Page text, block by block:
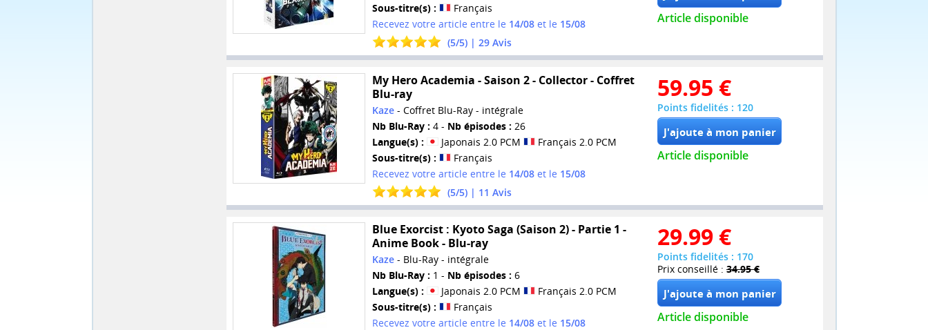
Sous-titre(s) :
Français
Recevez votre article entre le 14/08et le 15/08
(5/5) | 29Avis
Article disponible
My Hero Academia - Saison 2 - Collector - Coffret
Blu-ray
Kaze- Coffret Blu-Ray - intégrale
Nb Blu-Ray : 4 - Nb épisodes : 26
Langue(s) :
Japonais 2.0 PCM
Français 2.0 PCM
Sous-titre(s) :
Français
Recevez votre article entre le 14/08et le 15/08
(5/5) | 11 Avis
59.95 €
Points fidelités : 120
Article disponible
Blue Exorcist : Kyoto Saga (Saison 2) - Partie 1 -
Anime Book - Blu-ray
Kaze- Blu-Ray - intégrale
Nb Blu-Ray : 1 - Nb épisodes : 6
Langue(s) :
Japonais 2.0 PCM
Français 2.0 PCM
Sous-titre(s) :
Français
Recevez votre article entre le 14/08et le 15/08
29.99 €
Points fidelités : 170
Prix conseillé : 34.95 €
Article disponible